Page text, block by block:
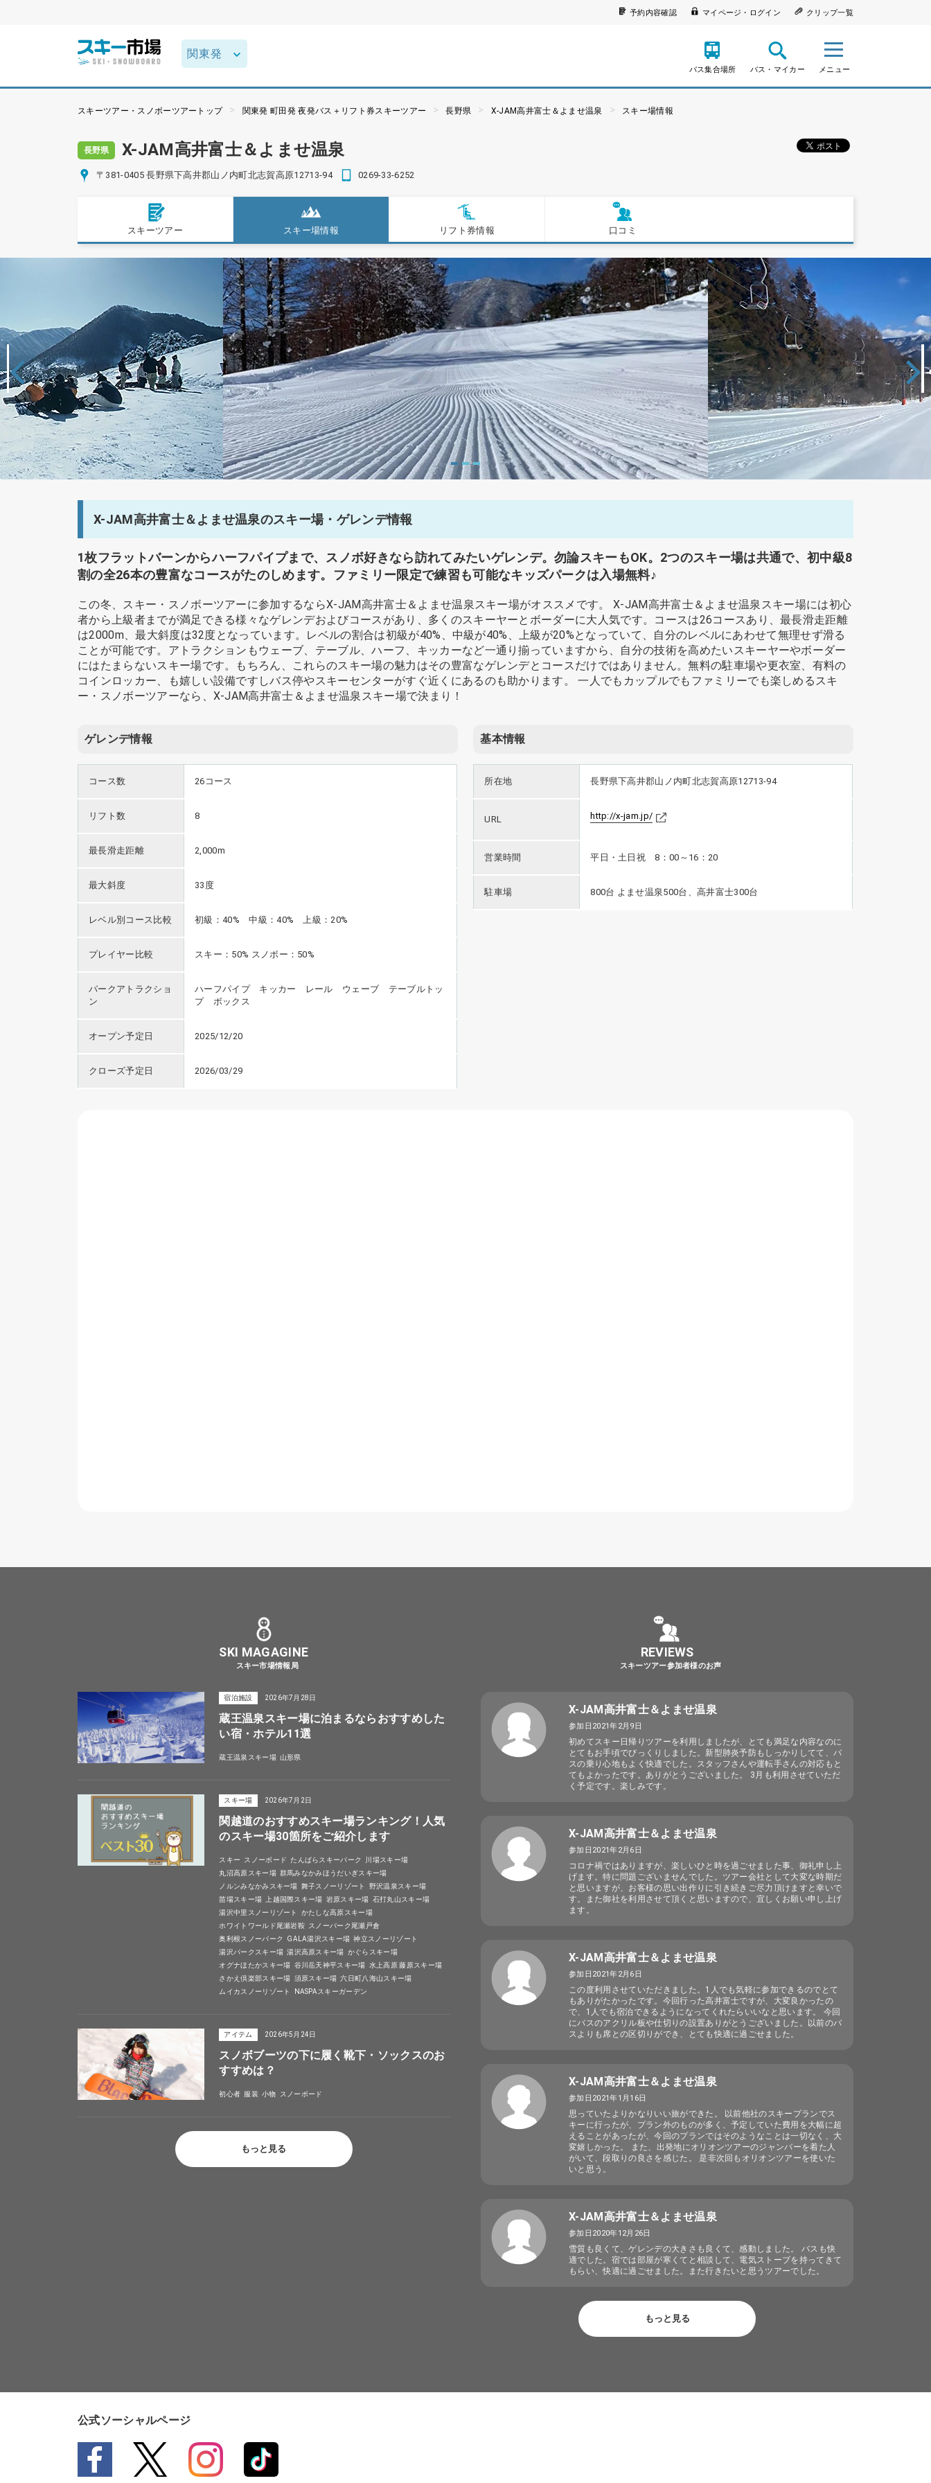
予約内容確認 マイページ・ログイン クリップ一覧
バス集合場所 バス・マイカー メニュー
スキーツアー・スノボーツアートップ 関東発 町田発 夜発バス＋リフト券スキーツアー 長野県 X-JAM高井富士＆よませ温泉 スキー場情報
長野県 X-JAM高井富士＆よませ温泉
〒381-0405 長野県下高井郡山ノ内町北志賀高原12713-94 0269-33-6252
スキーツアー スキー場情報 リフト券情報 口コミ
X-JAM高井富士＆よませ温泉のスキー場・ゲレンデ情報
1枚フラットバーンからハーフパイプまで、スノボ好きなら訪れてみたいゲレンデ。勿論スキーもOK。2つのスキー場は共通で、初中級8
割の全26本の豊富なコースがたのしめます。ファミリー限定で練習も可能なキッズパークは入場無料♪
この冬、スキー・スノボーツアーに参加するならX-JAM高井富士＆よませ温泉スキー場がオススメです。 X-JAM高井富士＆よませ温泉スキー場には初心
者から上級者までが満足できる様々なゲレンデおよびコースがあり、多くのスキーヤーとボーダーに大人気です。コースは26コースあり、最長滑走距離
は2000m、最大斜度は32度となっています。レベルの割合は初級が40%、中級が40%、上級が20%となっていて、自分のレベルにあわせて無理せず滑る
ことが可能です。アトラクションもウェーブ、テーブル、ハーフ、キッカーなど一通り揃っていますから、自分の技術を高めたいスキーヤーやボーダー
にはたまらないスキー場です。もちろん、これらのスキー場の魅力はその豊富なゲレンデとコースだけではありません。無料の駐車場や更衣室、有料の
コインロッカー、も嬉しい設備ですしバス停やスキーセンターがすぐ近くにあるのも助かります。 一人でもカップルでもファミリーでも楽しめるスキ
ー・スノボーツアーなら、X-JAM高井富士＆よませ温泉スキー場で決まり！
ゲレンデ情報
コース数 26コース
リフト数 8
最長滑走距離 2,000m
最大斜度 33度
レベル別コース比較 初級：40% 中級：40% 上級：20%
プレイヤー比較 スキー：50% スノボー：50%
パークアトラクショ
ン
ハーフパイプ キッカー レール ウェーブ テーブルトッ
プ ボックス
オープン予定日 2025/12/20
クローズ予定日 2026/03/29
基本情報
所在地 長野県下高井郡山ノ内町北志賀高原12713-94
URL http://x-jam.jp/
営業時間 平日・土日祝 8：00～16：20
駐車場 800台 よませ温泉500台、高井富士300台
SKI MAGAGINE
スキー市場情報局
宿泊施設 2026年7月28日
蔵王温泉スキー場に泊まるならおすすめした
い宿・ホテル11選
蔵王温泉スキー場 山形県
スキー場 2026年7月2日
関越道のおすすめスキー場ランキング！人気
のスキー場30箇所をご紹介します
スキー スノーボード たんばらスキーパーク
川場スキー場
丸沼高原スキー場 群馬みなかみほうだいぎスキー場
ノルンみなかみスキー場 舞子スノーリゾート
野沢温泉スキー場
苗場スキー場
上越国際スキー場 岩原スキー場 石打丸山スキー場
湯沢中里スノーリゾート
かたしな高原スキー場
ホワイトワールド尾瀬岩鞍 スノーパーク尾瀬戸倉
奥利根スノーパーク
GALA湯沢スキー場 神立スノーリゾート
湯沢パークスキー場 湯沢高原スキー場 かぐらスキー場
オグナほたかスキー場 谷川岳天神平スキー場 水上高原 藤原スキー場
さかえ倶楽部スキー場 須原スキー場 六日町八海山スキー場
ムイカスノーリゾート
NASPAスキーガーデン
アイテム 2026年5月24日
スノボブーツの下に履く靴下・ソックスのお
すすめは？
初心者 服装 小物 スノーボード
もっと見る
REVIEWS
スキーツアー参加者様のお声
X-JAM高井富士＆よませ温泉
参加日2021年2月9日
初めてスキー日帰りツアーを利用しましたが、とても満足な内容なのに
とてもお手頃でびっくりしました。新型肺炎予防もしっかりしてて、バ
スの乗り心地もよく快適でした。スタッフさんや運転手さんの対応もと
てもよかったです。ありがとうございました。 3月も利用させていただ
く予定です。楽しみです。
X-JAM高井富士＆よませ温泉
参加日2021年2月6日
コロナ禍ではありますが、楽しいひと時を過ごせました事、御礼申し上
げます。特に問題ございませんでした。ツアー会社として大変な時期だ
と思いますが、お客様の思い出作りに引き続きご尽力頂けますと幸いで
す。また御社を利用させて頂くと思いますので、宜しくお願い申し上げ
ます。
X-JAM高井富士＆よませ温泉
参加日2021年2月6日
この度利用させていただきました。1人でも気軽に参加できるのでとて
もありがたかったです。今回行った高井富士ですが、大変良かったの
で、1人でも宿泊できるようになってくれたらいいなと思います。 今回
にバスのアクリル板や仕切りの設置ありがとうございました。以前のバ
スよりも席との区切りができ、とても快適に過ごせました。
X-JAM高井富士＆よませ温泉
参加日2021年1月16日
思っていたよりかなりいい旅ができた。 以前他社のスキープランでス
キーに行ったが、プラン外のものが多く、予定していた費用を大幅に超
えることがあったが、今回のプランではそのようなことは一切なく、大
変嬉しかった。 また、出発地にオリオンツアーのジャンバーを着た人
がいて、段取りの良さを感じた。 是非次回もオリオンツアーを使いた
いと思う。
X-JAM高井富士＆よませ温泉
参加日2020年12月26日
雪質も良くて、ゲレンデの大きさも良くて、感動しました。 バスも快
適でした。宿では部屋が寒くてと相談して、電気ストーブを持ってきて
もらい、快適に過ごせました。また行きたいと思うツアーでした。
もっと見る
公式ソーシャルページ